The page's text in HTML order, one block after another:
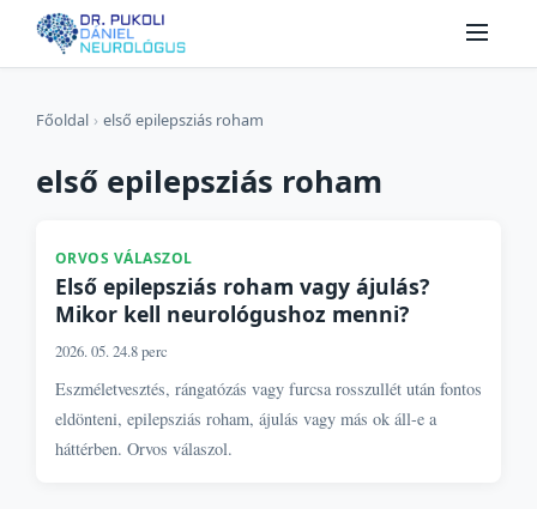
Főoldal › első epilepsziás roham
első epilepsziás roham
ORVOS VÁLASZOL
Első epilepsziás roham vagy ájulás?
Mikor kell neurológushoz menni?
2026. 05. 24.8 perc
Eszméletvesztés, rángatózás vagy furcsa rosszullét után fontos
eldönteni, epilepsziás roham, ájulás vagy más ok áll-e a
háttérben. Orvos válaszol.